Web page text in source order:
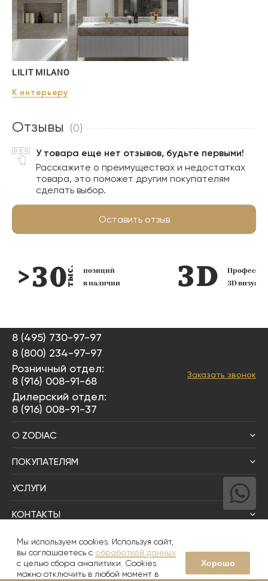
LILIT MILANO
К интерьеру
Отзывы (0)
У товара еще нет отзывов, будьте первыми!
Расскажите о преимуществах и недостатках
товара, это поможет другим покупателям
сделать выбор.
Оставить отзыв
позиций
в наличии
3D
8 (495) 730-97-97
8 (800) 234-97-97
Розничный отдел:
8 (916) 008-91-68
Дилерский отдел:
8 (916) 008-91-37
Заказать звонок
О ZODIAC
ПОКУПАТЕЛЯМ
УСЛУГИ
КОНТАКТЫ
Написать директору
© 2008-2026 Zodiac Интерьер&Керамика
Мы используем cookies. Используя сайт,
вы соглашаетесь с обработкой данных
с целью сбора аналитики. Cookies
можно отключить в любой момент в
Хорошо